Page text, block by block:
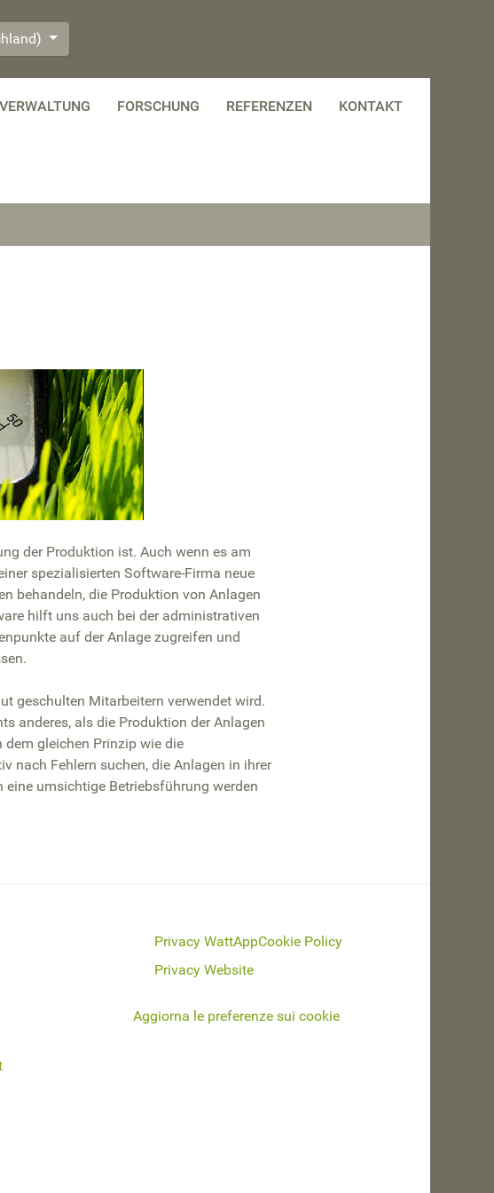
VERWALTUNG FORSCHUNG REFERENZEN KONTAKT
der Produktion ist. Auch wenn es am
spezialisierten Software-Firma neue
behandeln, die Produktion von Anlagen
hilft uns auch bei der administrativen
auf der Anlage zugreifen und
geschulten Mitarbeitern verwendet wird.
anderes, als die Produktion der Anlagen
gleichen Prinzip wie die
nach Fehlern suchen, die Anlagen in ihrer
umsichtige Betriebsführung werden
Privacy WattAppCookie Policy
Privacy Website
Aggiorna le preferenze sui cookie